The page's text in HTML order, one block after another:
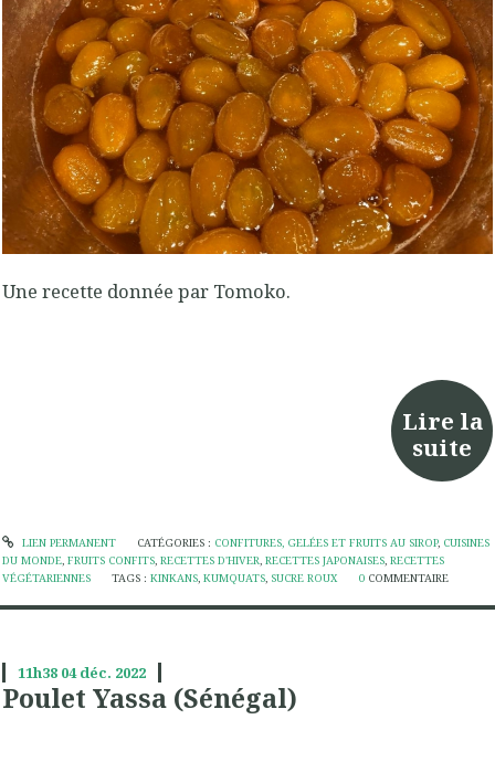
Une recette donnée par Tomoko.
Lire la
suite
LIEN PERMANENT CATÉGORIES : CONFITURES, GELÉES ET FRUITS AU SIROP, CUISINES
DU MONDE, FRUITS CONFITS, RECETTES D'HIVER, RECETTES JAPONAISES, RECETTES
VÉGÉTARIENNES
TAGS :KINKANS,KUMQUATS, SUCRE ROUX 0 COMMENTAIRE
11h38 04 déc. 2022
Poulet Yassa (Sénégal)